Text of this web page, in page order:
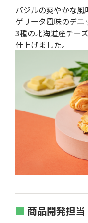
バジルの爽やかな
ゲリータ風味のデニ
3種の北海道産チー
仕上げました。
■ 商品開発担